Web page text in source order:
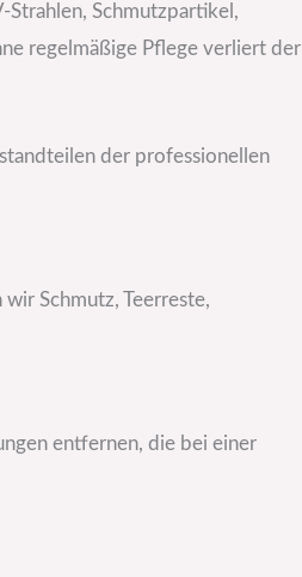
Strahlen, Schmutzpartikel,
regelmäßige Pflege verliert der
der professionellen
Schmutz, Teerreste,
entfernen, die bei einer